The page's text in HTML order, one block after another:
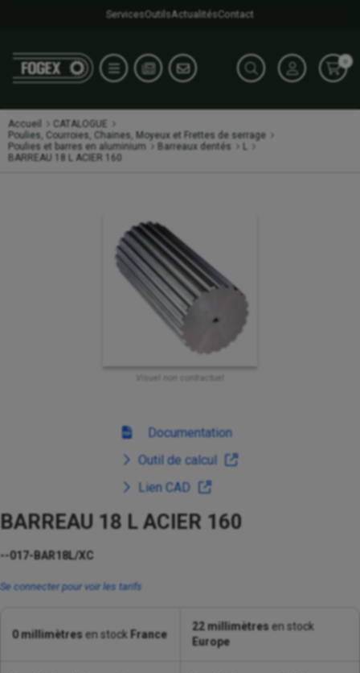
ServicesOutilsActualitésContact
0
Accueil
CATALOGUE
Poulies, Courroies, Chaines, Moyeux et Frettes de serrage
Poulies et barres en aluminium
Barreaux dentés
L
BARREAU 18 L ACIER 160
Visuel non contractuel
Documentation
Outil de calcul
Lien CAD
BARREAU 18 L ACIER 160
--017-BAR18L/XC
Se connecter pour voir les tarifs
0 millimètresen stock France
22 millimètresen stock
Europe